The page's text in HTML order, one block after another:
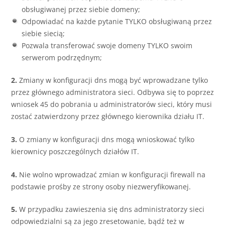
obsługiwanej przez siebie domeny;
Odpowiadać na każde pytanie TYLKO obsługiwaną przez
siebie siecią;
Pozwala transferować swoje domeny TYLKO swoim
serwerom podrzędnym;
2. Zmiany w konfiguracji dns mogą być wprowadzane tylko
przez głównego administratora sieci. Odbywa się to poprzez
wniosek 45 do pobrania u administratorów sieci, który musi
zostać zatwierdzony przez głównego kierownika działu IT.
3. O zmiany w konfiguracji dns mogą wnioskować tylko
kierownicy poszczególnych działów IT.
4. Nie wolno wprowadzać zmian w konfiguracji firewall na
podstawie prośby ze strony osoby niezweryfikowanej.
5. W przypadku zawieszenia się dns administratorzy sieci
odpowiedzialni są za jego zresetowanie, bądź też w